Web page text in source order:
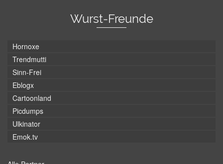
Wurst-Freunde
Hornoxe
Trendmutti
Sinn-Frei
Eblogx
Cartoonland
Picdumps
Ulkinator
Emok.tv